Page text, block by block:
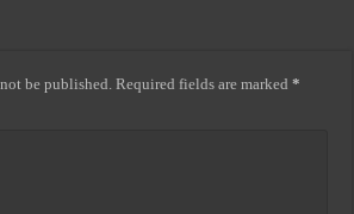
be published. Required fields are marked*